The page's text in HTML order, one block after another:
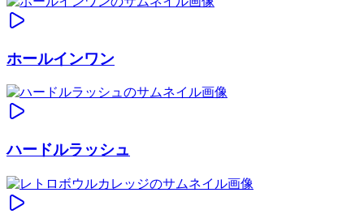
ホールインワン
ハードルラッシュ